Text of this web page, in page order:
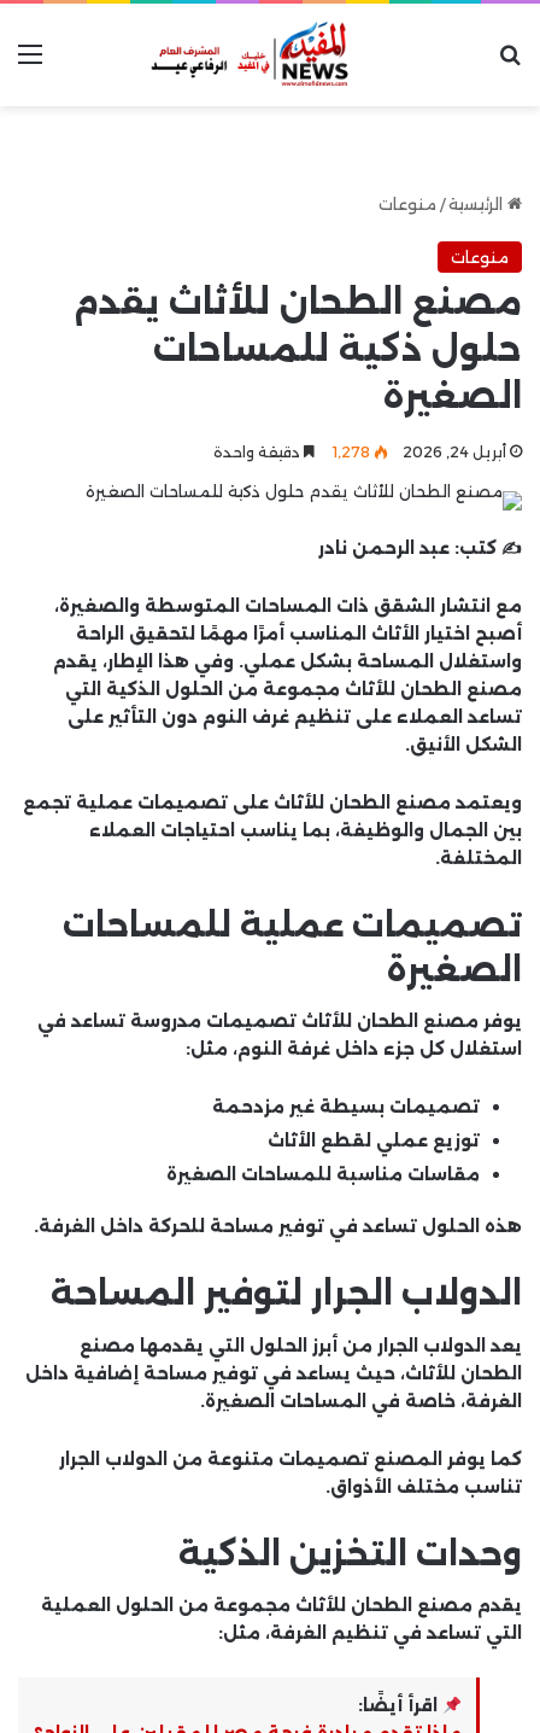
الرئيسية/ منوعات
منوعات
مصنع الطحان للأثاث يقدم
حلول ذكية للمساحات
الصغيرة
أبريل 24, 2026 1٬278 دقيقة واحدة
✍️ كتب: عبد الرحمن نادر
مع انتشار الشقق ذات المساحات المتوسطة والصغيرة،
أصبح اختيار الأثاث المناسب أمرًا مهمًا لتحقيق الراحة
واستغلال المساحة بشكل عملي. وفي هذا الإطار، يقدم
مصنع الطحان للأثاث مجموعة من الحلول الذكية التي
تساعد العملاء على تنظيم غرف النوم دون التأثير على
الشكل الأنيق.
ويعتمد مصنع الطحان للأثاث على تصميمات عملية تجمع
بين الجمال والوظيفة، بما يناسب احتياجات العملاء
المختلفة.
تصميمات عملية للمساحات
الصغيرة
يوفر مصنع الطحان للأثاث تصميمات مدروسة تساعد في
استغلال كل جزء داخل غرفة النوم، مثل:
تصميمات بسيطة غير مزدحمة
توزيع عملي لقطع الأثاث
مقاسات مناسبة للمساحات الصغيرة
هذه الحلول تساعد في توفير مساحة للحركة داخل الغرفة.
الدولاب الجرار لتوفير المساحة
يعد الدولاب الجرار من أبرز الحلول التي يقدمها مصنع
الطحان للأثاث، حيث يساعد في توفير مساحة إضافية داخل
الغرفة، خاصة في المساحات الصغيرة.
كما يوفر المصنع تصميمات متنوعة من الدولاب الجرار
تناسب مختلف الأذواق.
وحدات التخزين الذكية
يقدم مصنع الطحان للأثاث مجموعة من الحلول العملية
التي تساعد في تنظيم الغرفة، مثل:
اقرأ أيضًا: